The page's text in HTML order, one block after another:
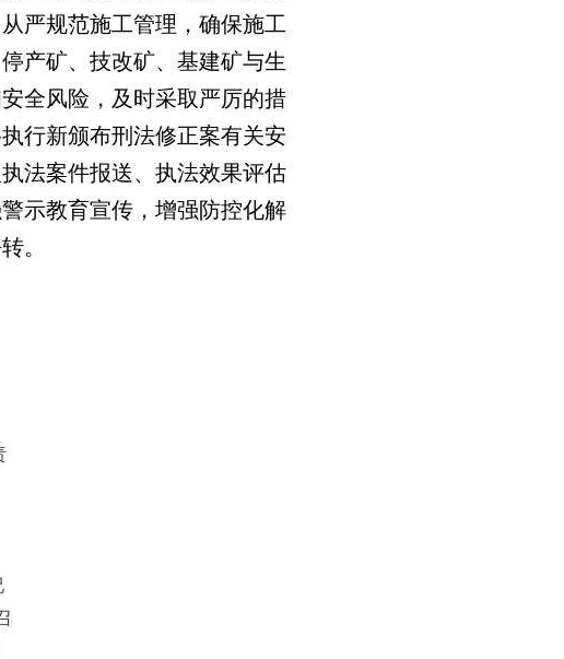
严规范施工管理，确保施工
产矿、技改矿、基建矿与生
全风险，及时采取严厉的措
行新颁布刑法修正案有关安
法案件报送、执法效果评估
示教育宣传，增强防控化解
。